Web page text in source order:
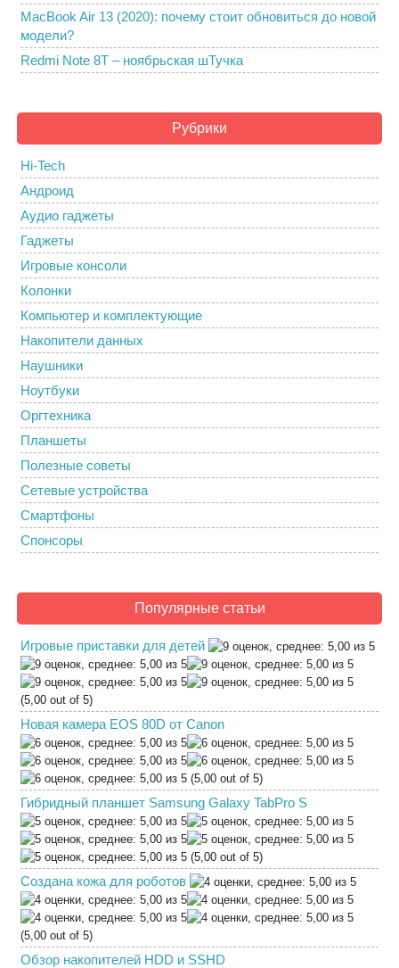
MacBook Air 13 (2020): почему стоит обновиться до новой
модели?
Redmi Note 8T – ноябрьская шТучка
Рубрики
Hi-Tech
Андроид
Аудио гаджеты
Гаджеты
Игровые консоли
Колонки
Компьютер и комплектующие
Накопители данных
Наушники
Ноутбуки
Оргтехника
Планшеты
Полезные советы
Сетевые устройства
Смартфоны
Спонсоры
Популярные статьи
Игровые приставки для детей
(5,00 out of 5)
Новая камера EOS 80D от Canon
(5,00 out of 5)
Гибридный планшет Samsung Galaxy TabPro S
(5,00 out of 5)
Создана кожа для роботов
(5,00 out of 5)
Обзор накопителей HDD и SSHD